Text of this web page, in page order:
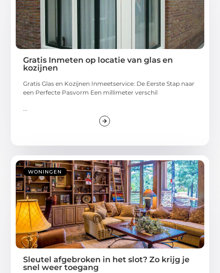
Gratis Inmeten op locatie van glas en
kozijnen
Gratis Glas en Kozijnen Inmeetservice: De Eerste Stap naar
een Perfecte Pasvorm Een millimeter verschil
WONINGEN
Sleutel afgebroken in het slot? Zo krijg je
snel weer toegang